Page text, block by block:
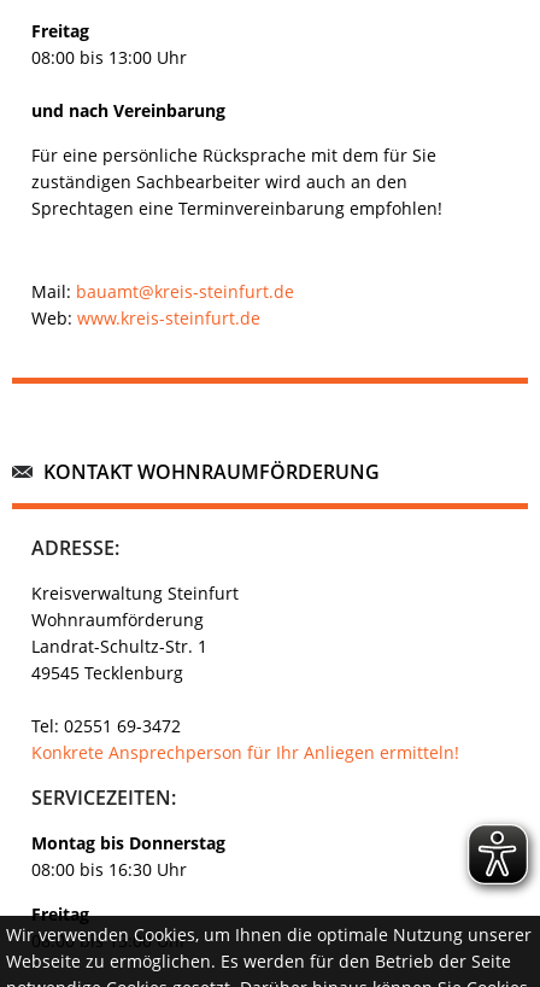
Freitag
08:00 bis 13:00 Uhr
und nach Vereinbarung
Für eine persönliche Rücksprache mit dem für Sie
zuständigen Sachbearbeiter wird auch an den
Sprechtagen eine Terminvereinbarung empfohlen!
Mail: bauamt@kreis-steinfurt.de
Web: www.kreis-steinfurt.de
KONTAKT WOHNRAUMFÖRDERUNG
ADRESSE:
Kreisverwaltung Steinfurt
Wohnraumförderung
Landrat-Schultz-Str. 1
49545 Tecklenburg
Tel: 02551 69-3472
Konkrete Ansprechperson für Ihr Anliegen ermitteln!
SERVICEZEITEN:
Montag bis Donnerstag
08:00 bis 16:30 Uhr
Freitag
08:00 bis 13:00 Uhr
Wir verwenden Cookies, um Ihnen die optimale Nutzung unserer
Webseite zu ermöglichen. Es werden für den Betrieb der Seite